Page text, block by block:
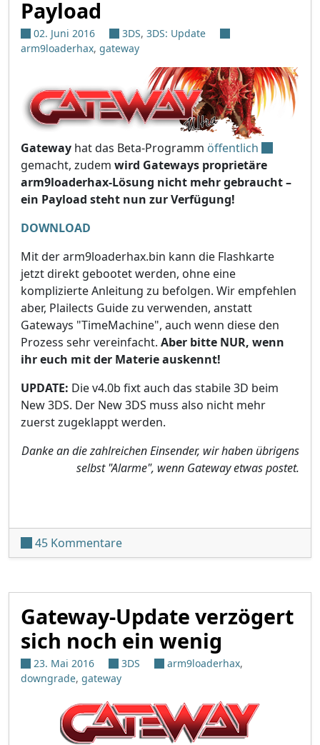
Payload
02. Juni 2016 3DS, 3DS: Update
arm9loaderhax, gateway
Gateway hat das Beta-Programm öffentlich
gemacht, zudem wird Gateways proprietäre
arm9loaderhax-Lösung nicht mehr gebraucht –
ein Payload steht nun zur Verfügung!
DOWNLOAD
Mit der arm9loaderhax.bin kann die Flashkarte
jetzt direkt gebootet werden, ohne eine
komplizierte Anleitung zu befolgen. Wir empfehlen
aber, Plailects Guide zu verwenden, anstatt
Gateways "TimeMachine", auch wenn diese den
Prozess sehr vereinfacht. Aber bitte NUR, wenn
ihr euch mit der Materie auskennt!
UPDATE: Die v4.0b fixt auch das stabile 3D beim
New 3DS. Der New 3DS muss also nicht mehr
zuerst zugeklappt werden.
Danke an die zahlreichen Einsender, wir haben übrigens
selbst "Alarme", wenn Gateway etwas postet.
45 Kommentarezu Gateway v4.0b PRIVATE BETA
Gateway-Update verzögert
sich noch ein wenig
23. Mai 2016 3DS arm9loaderhax,
downgrade, gateway